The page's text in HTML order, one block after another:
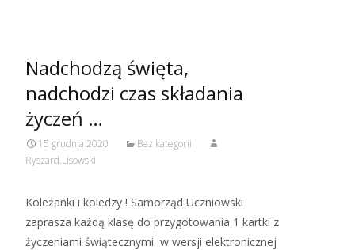
Nadchodzą święta,
nadchodzi czas składania
życzeń …
15 grudnia 2020
Bez kategorii
Ryszard.Lisowski
Koleżanki i koledzy ! Samorząd Uczniowski
zaprasza każdą klasę do przygotowania 1 kartki z
życzeniami świątecznymi w wersji elektronicznej